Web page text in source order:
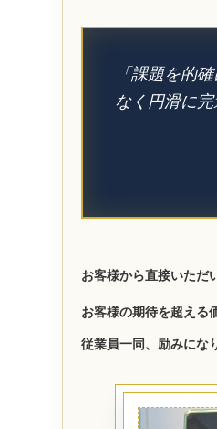
「課題を的
なく円滑に
お客様から直接いただ
お客様の期待を超える
従業員一同、励みにな